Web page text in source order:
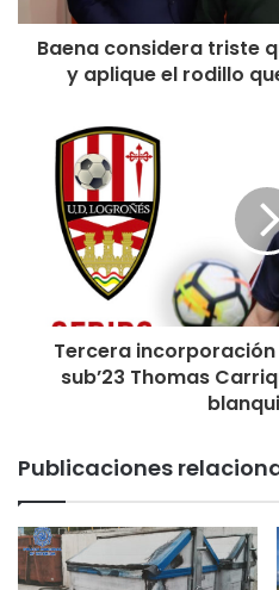
Baena considera triste
y aplique el rodillo
Tercera incorporación
sub’23 Thomas
Publicaciones